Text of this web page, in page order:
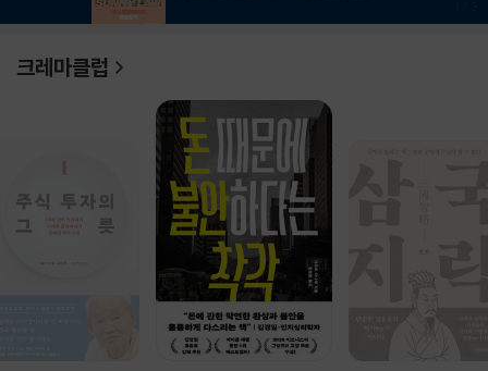
크레마클럽